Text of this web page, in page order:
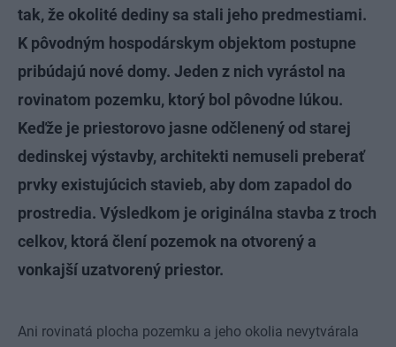
tak, že okolité dediny sa stali jeho predmestiami.
K pôvodným hospodárskym objektom postupne
pribúdajú nové domy. Jeden z nich vyrástol na
rovinatom pozemku, ktorý bol pôvodne lúkou.
Keďže je priestorovo jasne odčlenený od starej
dedinskej výstavby, architekti nemuseli preberať
prvky existujúcich stavieb, aby dom zapadol do
prostredia. Výsledkom je originálna stavba z troch
celkov, ktorá člení pozemok na otvorený a
vonkajší uzatvorený priestor.
Ani rovinatá plocha pozemku a jeho okolia nevytvárala